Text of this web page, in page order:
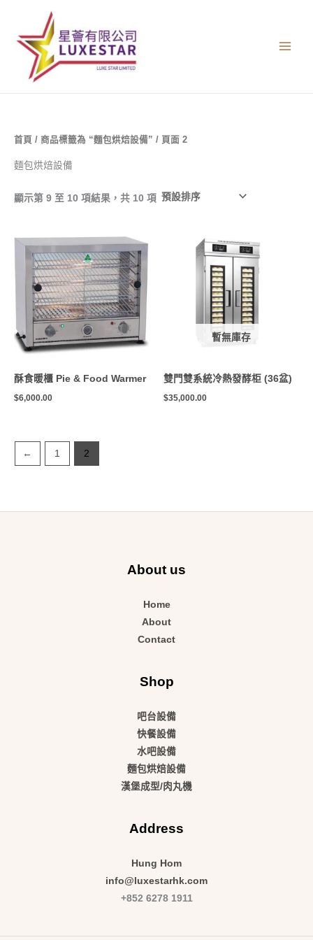
首頁 / 商品標籤為 “麵包烘焙設備” / 頁面 2
麵包烘焙設備
顯示第 9 至 10 項結果，共 10 項
酥食暖櫃 Pie & Food Warmer
$6,000.00
暫無庫存
雙門雙系統冷熱發酵柜 (36盆)
$35,000.00
← 1 2
About us
Home
About
Contact
Shop
吧台設備
快餐設備
水吧設備
麵包烘焙設備
漢堡成型/肉丸機
Address
Hung Hom
info@luxestarhk.com
+852 6278 1911